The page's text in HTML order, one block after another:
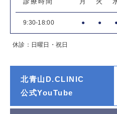
9:30-18:00 ● ●
休診：日曜日・祝日
北青山D.CLINIC
公式YouTube